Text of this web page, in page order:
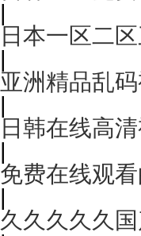
|
日本一区二
|
亚洲精品乱
|
日韩在线高
|
免费在线观
|
久久久久久